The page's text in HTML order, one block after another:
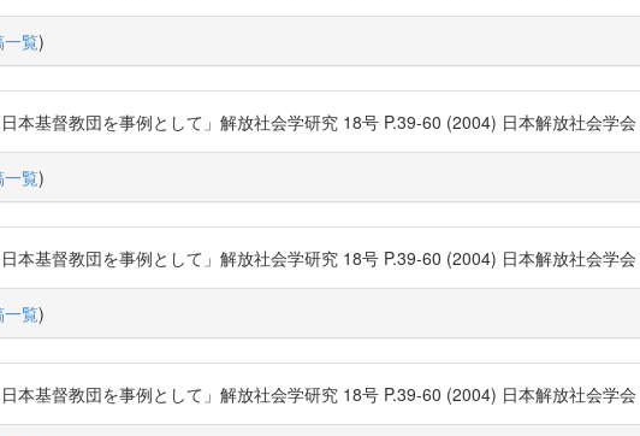
一覧)
本基督教団を事例として」解放社会学研究 18号 P.39-60 (2004) 日本解放社会学
一覧)
本基督教団を事例として」解放社会学研究 18号 P.39-60 (2004) 日本解放社会学
一覧)
本基督教団を事例として」解放社会学研究 18号 P.39-60 (2004) 日本解放社会学